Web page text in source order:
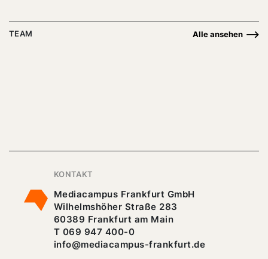
TEAM Alle ansehen
KONTAKT
Mediacampus Frankfurt GmbH
Wilhelmshöher Straße 283
60389 Frankfurt am Main
T 069 947 400-0
info@mediacampus-frankfurt.de